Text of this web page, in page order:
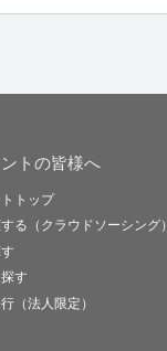
トの皆様へ
トップ
る（クラウドソーシング）
す
（法人限定）